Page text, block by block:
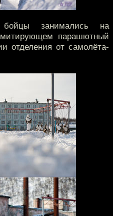
бойцы занимались на
парашютный
отделения от самолёта-